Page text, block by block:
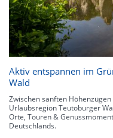
Aktiv entspannen im
Wald
Zwischen sanften
Urlaubsregion Teutoburger
Orte, Touren &
Deutschlands.